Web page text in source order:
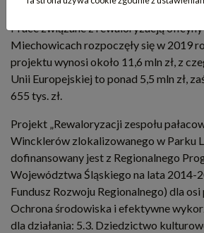
Prace związane z rewaloryzacją oficyny
Miechowicach rozpoczęły się w 2019
projektu wynosi około 11,6 mln zł, z
Unii Europejskiej to ponad 5,5 mln zł,
655 tys. zł.
Projekt „Rewaloryzacji zespołu
Wincklerów zlokalizowanego w Parku
dofinansowany jest z Regionalnego
Województwa Śląskiego na lata 2014-
Fundusz Rozwoju Regionalnego) dla
Ochrona środowiska i efektywne
dla działania: 5.3. Dziedzictwo